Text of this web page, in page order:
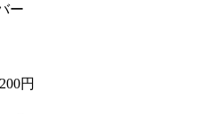
ー
円